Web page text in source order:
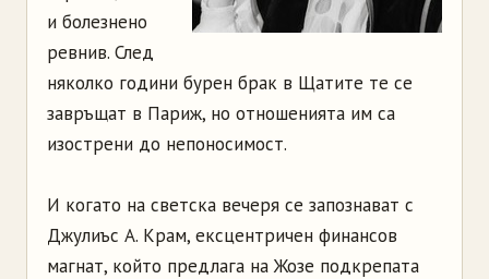
и болезнено
ревнив. След
няколко години бурен брак в Щатите те се
завръщат в Париж, но отношенията им са
изострени до непоносимост.
И когато на светска вечеря се запознават с
Джулиъс А. Крам, ексцентричен финансов
магнат, който предлага на Жозе подкрепата